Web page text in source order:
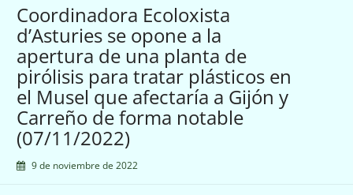
que
respiramos
en
toda
Asturias
estos
días.
(06/12/2022)
Coordinadora Ecoloxista
d’Asturies se opone a la
apertura de una planta de
pirólisis para tratar plásticos en
el Musel que afectaría a Gijón y
Carreño de forma notable
(07/11/2022)
9 de noviembre de 2022